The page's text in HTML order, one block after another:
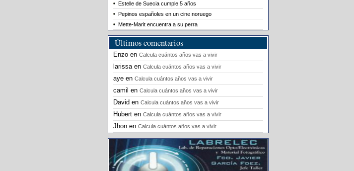
Estelle de Suecia cumple 5 años
Pepinos españoles en un cine noruego
Mette-Marit encuentra a su perra
Últimos comentarios
Enzo en Calcula cuántos años vas a vivir
larissaen Calcula cuántos años vas a vivir
aye en Calcula cuántos años vas a vivir
camil en Calcula cuántos años vas a vivir
David en Calcula cuántos años vas a vivir
Hubert en Calcula cuántos años vas a vivir
Jhon en Calcula cuántos años vas a vivir